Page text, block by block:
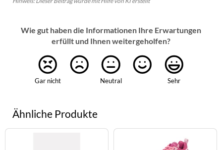
Wie gut haben die Informationen Ihre Erwartungen
erfüllt und Ihnen weitergeholfen?
Gar nicht Neutral Sehr
Ähnliche Produkte